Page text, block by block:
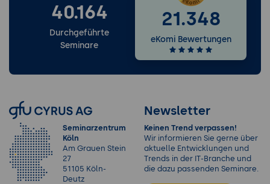
40.164
Durchgeführte
Seminare
21.348
eKomi Bewertungen
Seminarzentrum
Köln
Am Grauen Stein
27
51105 Köln-
Deutz
Newsletter
Keinen Trend verpassen!
Wir informieren Sie gerne über
aktuelle Entwicklungen und
Trends in der IT-Branche und
die dazu passenden Seminare.